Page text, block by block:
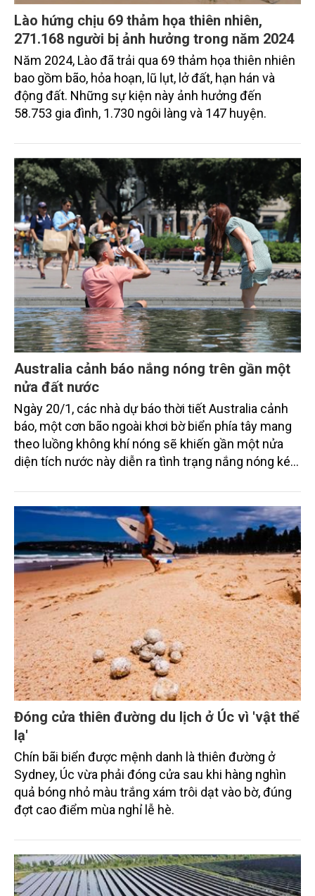
Lào hứng chịu 69 thảm họa thiên nhiên,
271.168 người bị ảnh hưởng trong năm 2024
Năm 2024, Lào đã trải qua 69 thảm họa thiên nhiên
bao gồm bão, hỏa hoạn, lũ lụt, lở đất, hạn hán và
động đất. Những sự kiện này ảnh hưởng đến
58.753 gia đình, 1.730 ngôi làng và 147 huyện.
Australia cảnh báo nắng nóng trên gần một
nửa đất nước
Ngày 20/1, các nhà dự báo thời tiết Australia cảnh
báo, một cơn bão ngoài khơi bờ biển phía tây mang
theo luồng không khí nóng sẽ khiến gần một nửa
diện tích nước này diễn ra tình trạng nắng nóng kéo
Đóng cửa thiên đường du lịch ở Úc vì 'vật thể
lạ'
Chín bãi biển được mệnh danh là thiên đường ở
Sydney, Úc vừa phải đóng cửa sau khi hàng nghìn
quả bóng nhỏ màu trắng xám trôi dạt vào bờ, đúng
đợt cao điểm mùa nghỉ lễ hè.